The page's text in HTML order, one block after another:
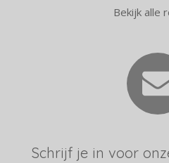
Bekijk alle
Schrijf je in voor